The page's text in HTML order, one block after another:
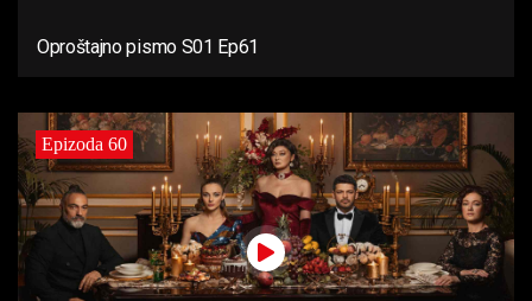
Oproštajno pismo S01 Ep61
Epizoda 60